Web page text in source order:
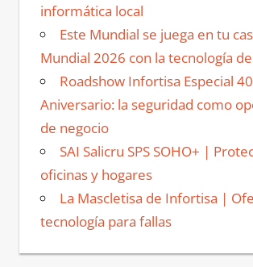
informática local
Este Mundial se juega en tu
Mundial 2026 con la tecnología
Roadshow Infortisa Especial 40
Aniversario: la seguridad como
de negocio
SAI Salicru SPS SOHO+ |
oficinas y hogares
La Mascletisa de Infortisa |
tecnología para fallas